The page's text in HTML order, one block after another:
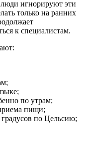
игнорируют эти
только на ранних
к специалистам.
по утрам;
пищи;
по Цельсию;